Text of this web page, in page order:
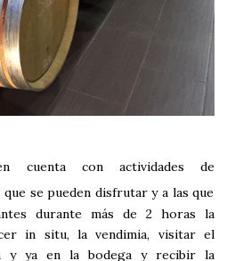
cuenta con actividades de
que se pueden disfrutar y a las que
durante más de 2 horas la
in situ, la vendimia, visitar el
y ya en la bodega y recibir la